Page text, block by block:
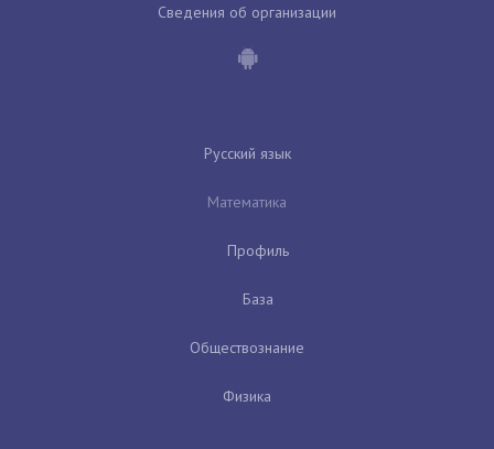
Сведения об организации
Русский язык
Математика
Профиль
База
Обществознание
Физика